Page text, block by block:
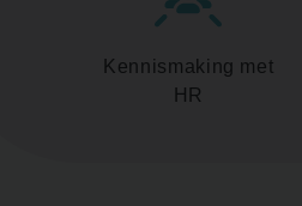
Kennismaking met
HR